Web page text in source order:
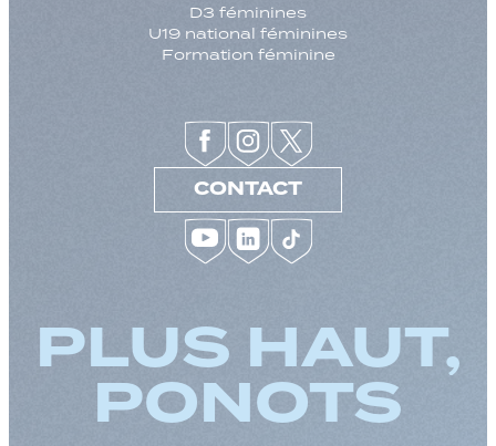
D3 féminines
U19 national féminines
Formation féminine
CONTACT
PLUS HAUT,
PONOTS